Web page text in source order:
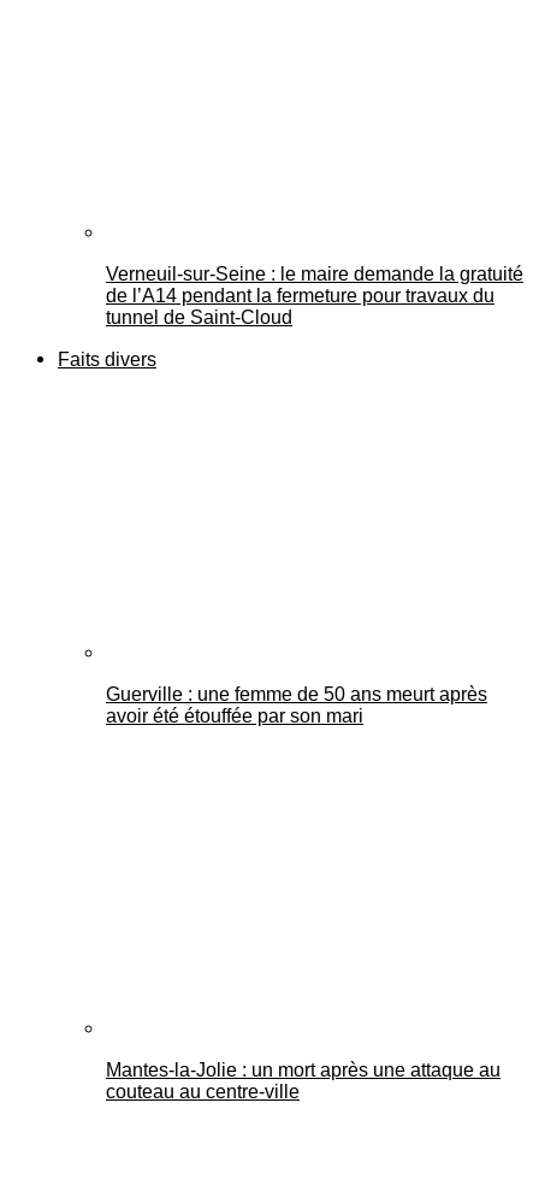
Verneuil-sur-Seine : le maire demande la gratuité
de l’A14 pendant la fermeture pour travaux du
tunnel de Saint-Cloud
Faits divers
Guerville : une femme de 50 ans meurt après
avoir été étouffée par son mari
Mantes-la-Jolie : un mort après une attaque au
couteau au centre-ville